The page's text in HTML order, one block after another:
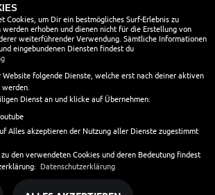
- 12:00 und 13:30 - 18:00
- 12:00 und 13:30 - 18:00
- 18:00
- 12:00 und 13:30 - 18:00
- 12:00 und 13:30 - 18:00
- 13:30
geschlossen
Cookies, um Dir ein bestmögliches Surf-Erlebnis zu
erhoben und dienen nicht für die Erstellung von
weiterführender Verwendung. Sämtliche Informationen
eingebundenen Diensten findest du
folgende Dienste, welche erst nach deiner aktiven
Dienst an und klicke auf Übernehmen:
Alles akzeptieren der Nutzung aller Dienste zugestimmt
den verwendeten Cookies und deren Bedeutung findest
Datenschutzerklärung